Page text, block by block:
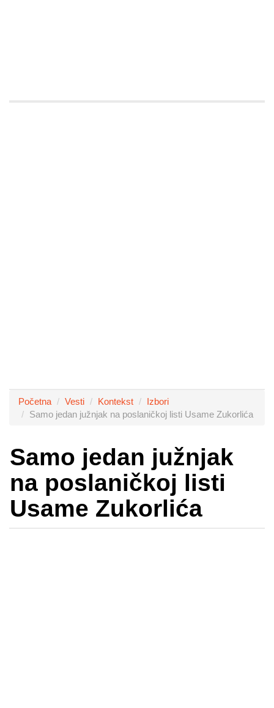
Početna Vesti Kontekst
Izbori
Samo jedan južnjak na poslaničkoj listi Usame Zukorlića
Samo jedan južnjak
na poslaničkoj listi
Usame Zukorlića